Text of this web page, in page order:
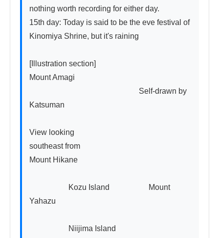
nothing worth recording for either day.
15th day: Today is said to be the eve festival of
Kinomiya Shrine, but it's raining
[Illustration section]
Mount Amagi
Katsuman
View looking
southeast from
Mount Hikane
Yahazu